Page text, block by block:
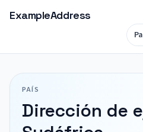
ExampleAddress
PAÍS
Dirección de